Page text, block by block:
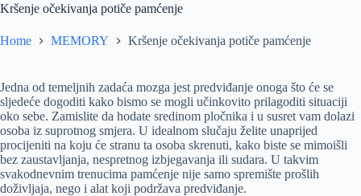
Kršenje očekivanja potiče pamćenje
Home MEMORY Kršenje očekivanja potiče pamćenje
Jedna od temeljnih zadaća mozga jest predviđanje onoga što će se
sljedeće dogoditi kako bismo se mogli učinkovito prilagoditi situaciji
oko sebe. Zamislite da hodate sredinom pločnika i u susret vam dolazi
osoba iz suprotnog smjera. U idealnom slučaju želite unaprijed
procijeniti na koju će stranu ta osoba skrenuti, kako biste se mimoišli
bez zaustavljanja, nespretnog izbjegavanja ili sudara. U takvim
svakodnevnim trenucima pamćenje nije samo spremište prošlih
doživljaja, nego i alat koji podržava predviđanje.